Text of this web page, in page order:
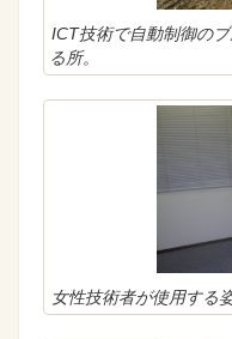
ICT技術で自動制御の
る所。
女性技術者が使用する